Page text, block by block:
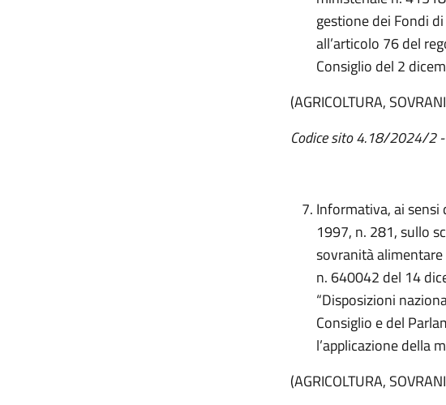
gestione dei Fondi
all’articolo 76 del
Consiglio del 2
(AGRICOLTURA,
Codice sito 4.18/2024/2
Informativa, ai sensi
1997, n. 281, sullo
sovranità
n. 640042 del 14
“Disposizioni
Consiglio e del
l’applicazione della
(AGRICOLTURA,